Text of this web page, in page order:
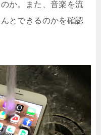
か。また、音楽を流
とできるのかを確認